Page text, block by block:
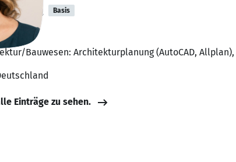
Basis
🔎
Bauwesen: Architekturplanung (AutoCAD, Allplan),
Einträge zu sehen.